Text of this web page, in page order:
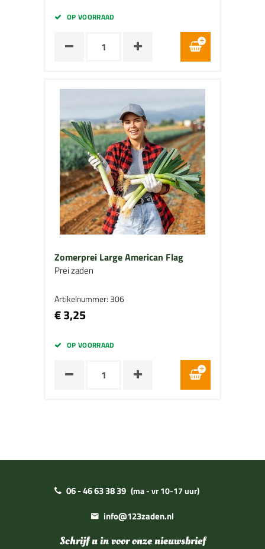
OP VOORRAAD
Zomerprei Large American Flag
Prei zaden
Artikelnummer: 306
€ 3,25
OP VOORRAAD
06 - 46 63 38 39 (ma - vr 10-17 uur)
info@123zaden.nl
Schrijf u in voor onze nieuwsbrief